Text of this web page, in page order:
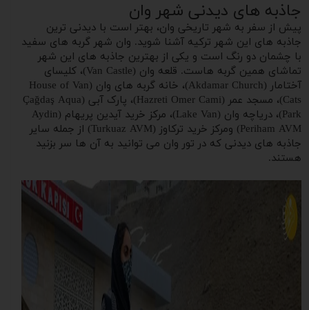
جاذبه های دیدنی شهر وان
پیش از سفر به شهر تاریخی وان، بهتر است با دیدنی ترین
جاذبه های این شهر ترکیه آشنا شوید. وان شهر گربه های سفید
با چشمان دو‌ رنگ است و‌ یکی از بهترین جاذبه های این شهر
تماشای همین گربه هاست. قلعه وان (Van Castle)، کلیسای
آختامار (Akdamar Church)، خانه گربه های وان (House of Van
Cats)، مسجد عمر (Hazreti Omer Cami)، پارک آبی (Çağdaş Aqua
Park)، دریاچه وان (Lake Van)، مرکز خرید آیدین پریهام (Aydin
Periham AVM) ومرکز خرید ترکاوز (Turkuaz AVM) از جمله سایر
جاذبه های دیدنی که در تور وان می توانید به آن ها سر بزنید
هستند.